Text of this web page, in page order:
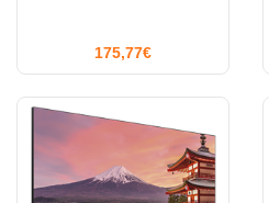
175,77€